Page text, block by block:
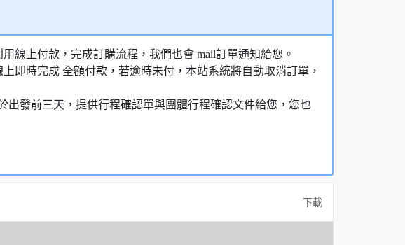
線上付款，完成訂購流程，我們也會 mail訂單通知給您。
即時完成 全額付款，若逾時未付，本站系統將自動取消訂單，
出發前三天，提供行程確認單與團體行程確認文件給您，您也
下載